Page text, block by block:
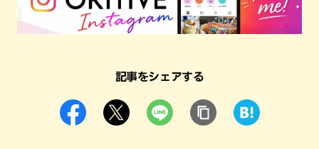
記事をシェアする